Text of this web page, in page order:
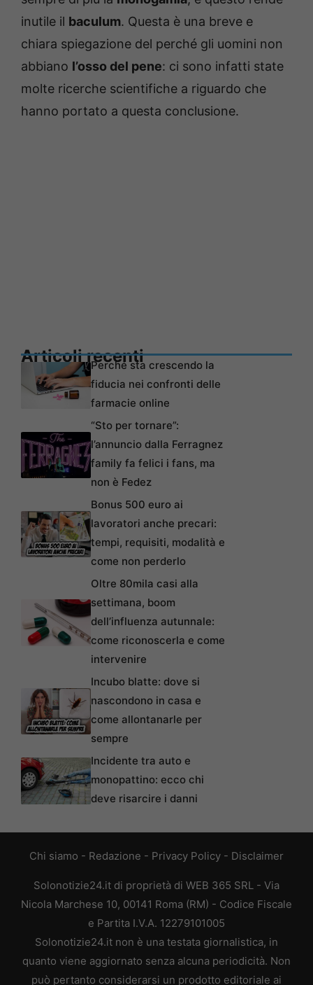
inutile il baculum. Questa è una breve e
chiara spiegazione del perché gli uomini non
abbiano l’osso del pene: ci sono infatti state
molte ricerche scientifiche a riguardo che
hanno portato a questa conclusione.
Articoli recentiPerché sta crescendo la
fiducia nei confronti delle
farmacie online
“Sto per tornare”:
l’annuncio dalla Ferragnez
family fa felici i fans, ma
non è Fedez
Bonus 500 euro ai
lavoratori anche precari:
tempi, requisiti, modalità e
come non perderlo
Oltre 80mila casi alla
settimana, boom
dell’influenza autunnale:
come riconoscerla e come
intervenire
Incubo blatte: dove si
nascondono in casa e
come allontanarle per
sempre
Incidente tra auto e
monopattino: ecco chi
deve risarcire i danni
Chi siamo - Redazione - Privacy Policy - Disclaimer
Solonotizie24.it di proprietà di WEB 365 SRL - Via
Nicola Marchese 10, 00141 Roma (RM) - Codice Fiscale
e Partita I.V.A. 12279101005
Solonotizie24.it non è una testata giornalistica, in
quanto viene aggiornato senza alcuna periodicità. Non
può pertanto considerarsi un prodotto editoriale ai